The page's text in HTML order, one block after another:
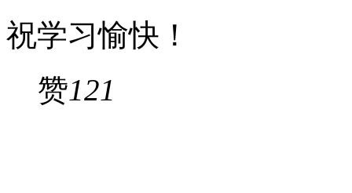
祝学习愉快！
赞121